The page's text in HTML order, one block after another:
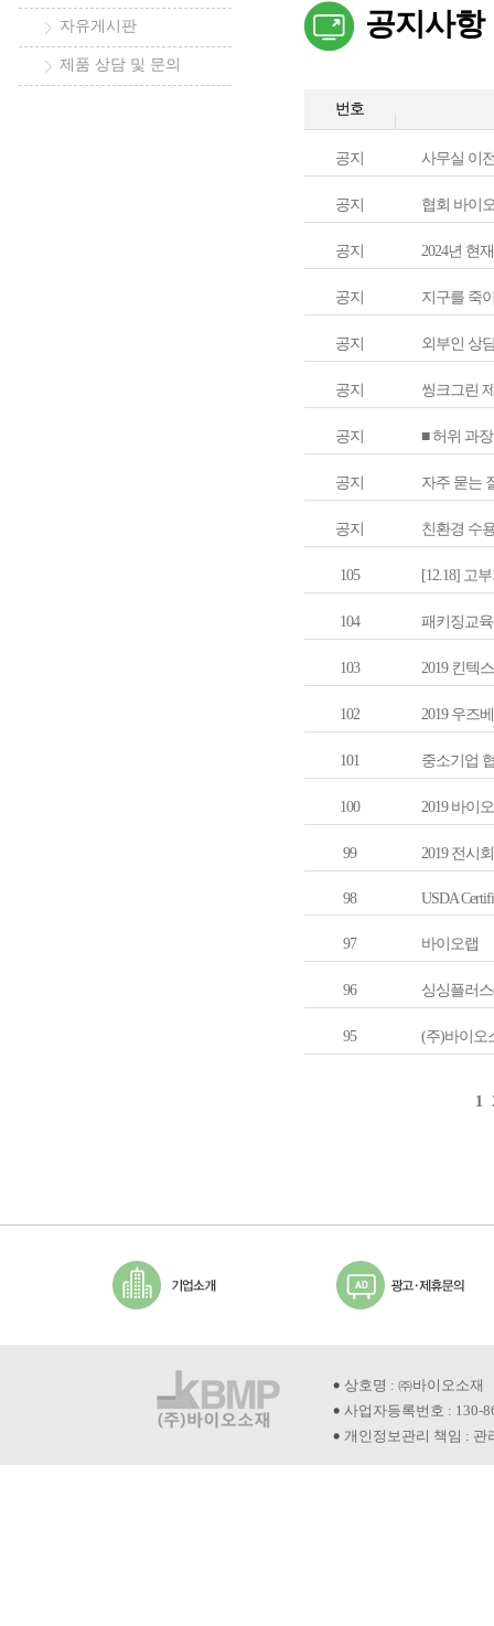
자유게시판
제품 상담 및 문의
공지사항
번호
공지 사무실 이
공지 협회 바이
공지 2024년 현
공지 지구를 죽
공지 외부인 상
공지 씽크그린
공지 ■ 허위 과
공지 자주 묻는
공지 친환경 수
105 [12.18] 고
104 패키징교
103 2019 킨텍
102 2019 우즈
101 중소기업
100 2019 바이
99 2019 전시
98 USDA
97 바이오랩
96 싱싱플러
95 (주)바이오
1
상호명 : ㈜바이오소재
사업자등록번호 : 130-
개인정보관리 책임 : 관